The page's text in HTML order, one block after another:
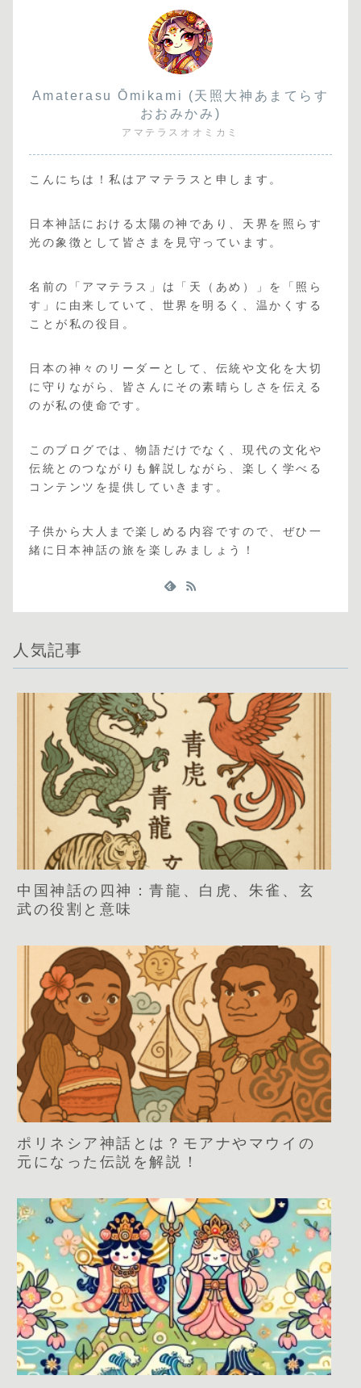
Amaterasu Ōmikami (天照大神あまてらす
おおみかみ)
アマテラスオオミカミ
こんにちは！私はアマテラスと申します。
日本神話における太陽の神であり、天界を照らす
光の象徴として皆さまを見守っています。
名前の「アマテラス」は「天（あめ）」を「照ら
す」に由来していて、世界を明るく、温かくする
ことが私の役目。
日本の神々のリーダーとして、伝統や文化を大切
に守りながら、皆さんにその素晴らしさを伝える
のが私の使命です。
このブログでは、物語だけでなく、現代の文化や
伝統とのつながりも解説しながら、楽しく学べる
コンテンツを提供していきます。
子供から大人まで楽しめる内容ですので、ぜひ一
緒に日本神話の旅を楽しみましょう！
人気記事
中国神話の四神：青龍、白虎、朱雀、玄
武の役割と意味
ポリネシア神話とは？モアナやマウイの
元になった伝説を解説！